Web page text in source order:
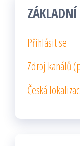
Přihlásit se
Zdroj kanálů
Česká